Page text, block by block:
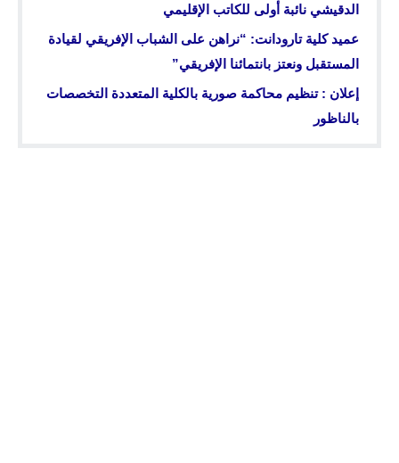
الدقيشي نائبة أولى للكاتب الإقليمي
عميد كلية تارودانت: “نراهن على الشباب الإفريقي لقيادة
المستقبل ونعتز بانتمائنا الإفريقي”
إعلان : تنظيم محاكمة صورية بالكلية المتعددة التخصصات
بالناظور